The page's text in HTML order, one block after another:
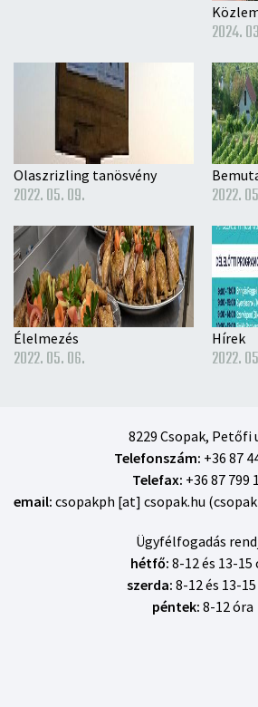
2024.
Olaszrizling tanösvény
2022. 05. 09. 2022.
Élelmezés
2022. 05. 06.
Hírek
2022.
8229 Csopak, Petőfi
Telefonszám: +36 87
Telefax: +36 87 799
email: csopakph [at] csopak.hu
Ügyfélfogadás
hétfő: 8-12 és 13-15
szerda: 8-12 és 13-
péntek: 8-12 óra